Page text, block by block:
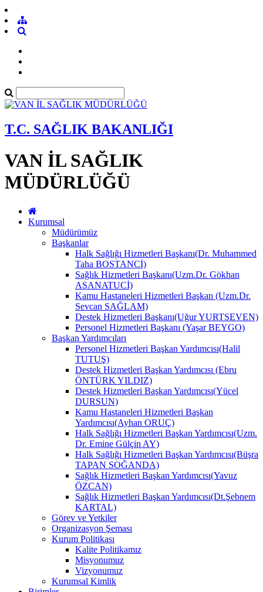
T.C. SAĞLIK BAKANLIĞI
VAN İL SAĞLIK
MÜDÜRLÜĞÜ
Kurumsal
Müdürümüz
Başkanlar
Halk Sağlığı Hizmetleri Başkanı(Dr. Muhammed
Taha BOSTANCİ)
Sağlık Hizmetleri Başkanı(Uzm.Dr. Gökhan
ASANATUCİ)
Kamu Hastaneleri Hizmetleri Başkan (Uzm.Dr.
Sevcan SAĞLAM)
Destek Hizmetleri Başkanı(Uğur YURTSEVEN)
Personel Hizmetleri Başkanı (Yaşar BEYGO)
Başkan Yardımcıları
Personel Hizmetleri Başkan Yardımcısı(Halil
TUTUŞ)
Destek Hizmetleri Başkan Yardımcısı (Ebru
ÖNTÜRK YILDIZ)
Destek Hizmetleri Başkan Yardımcısı(Yücel
DURSUN)
Kamu Hastaneleri Hizmetleri Başkan
Yardımcısı(Ayhan ORUÇ)
Halk Sağlığı Hizmetleri Başkan Yardımcısı(Uzm.
Dr. Emine Gülçin AY)
Halk Sağlığı Hizmetleri Başkan Yardımcısı(Büşra
TAPAN SOĞANDA)
Sağlık Hizmetleri Başkan Yardımcısı(Yavuz
ÖZCAN)
Sağlık Hizmetleri Başkan Yardımcısı(Dt.Şebnem
KARTAL)
Görev ve Yetkiler
Organizasyon Şeması
Kurum Politikası
Kalite Politikamız
Misyonumuz
Vizyonumuz
Kurumsal Kimlik